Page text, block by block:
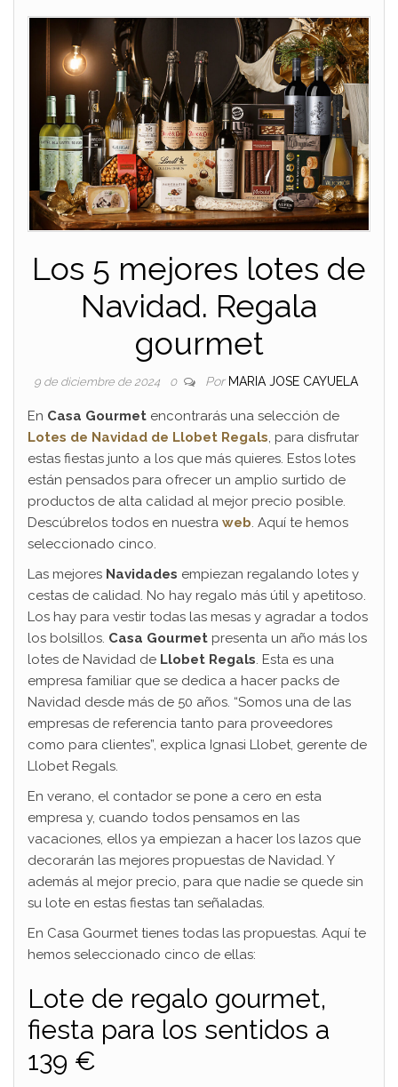
Los 5 mejores lotes de
Navidad. Regala
gourmet
9 de diciembre de 2024 0 Por MARIA JOSE CAYUELA
En Casa Gourmet encontrarás una selección de
Lotes de Navidad de Llobet Regals, para disfrutar
estas fiestas junto a los que más quieres. Estos lotes
están pensados para ofrecer un amplio surtido de
productos de alta calidad al mejor precio posible.
Descúbrelos todos en nuestra web. Aquí te hemos
seleccionado cinco.
Las mejores Navidades empiezan regalando lotes y
cestas de calidad. No hay regalo más útil y apetitoso.
Los hay para vestir todas las mesas y agradar a todos
los bolsillos. Casa Gourmet presenta un año más los
lotes de Navidad de Llobet Regals. Esta es una
empresa familiar que se dedica a hacer packs de
Navidad desde más de 50 años. “Somos una de las
empresas de referencia tanto para proveedores
como para clientes”, explica Ignasi Llobet, gerente de
Llobet Regals.
En verano, el contador se pone a cero en esta
empresa y, cuando todos pensamos en las
vacaciones, ellos ya empiezan a hacer los lazos que
decorarán las mejores propuestas de Navidad. Y
además al mejor precio, para que nadie se quede sin
su lote en estas fiestas tan señaladas.
En Casa Gourmet tienes todas las propuestas. Aquí te
hemos seleccionado cinco de ellas:
Lote de regalo gourmet,
fiesta para los sentidos a
139 €